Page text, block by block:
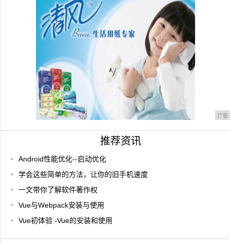
被忽视的华为旗舰，从4488跌至3198，麒
广告
推荐资讯
Android性能优化--启动优化
学会这些简单的方法，让你的旧手机速度
一文带你了解软件著作权
Vue与Webpack安装与使用
Vue初体验 -Vue的安装和使用